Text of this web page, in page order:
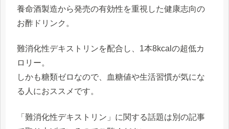
養命酒製造から発売の有効性を重視した健康志向の
お酢ドリンク。
難消化性デキストリンを配合し、1本8kcalの超低カ
ロリー。
しかも糖類ゼロなので、血糖値や生活習慣が気にな
る人におススメです。
「難消化性デキストリン」に関する話題は別の記事